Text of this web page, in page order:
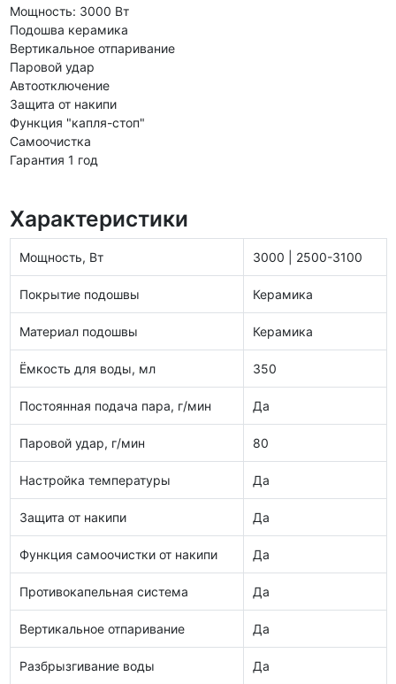
Мощность: 3000 Вт
Подошва керамика
Вертикальное отпаривание
Паровой удар
Автоотключение
Защита от накипи
Функция "капля-стоп"
Самоочистка
Гарантия 1 год
Характеристики
Мощность, Вт 3000 | 2500-3100
Покрытие подошвы Керамика
Материал подошвы Керамика
Ёмкость для воды, мл 350
Постоянная подача пара, г/мин Да
Паровой удар, г/мин 80
Настройка температуры Да
Защита от накипи Да
Функция самоочистки от накипи Да
Противокапельная система Да
Вертикальное отпаривание Да
Разбрызгивание воды Да